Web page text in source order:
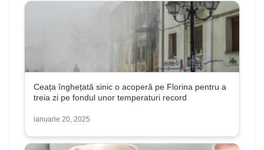
Ceața înghețată sinic o acoperă pe Florina pentru a
treia zi pe fondul unor temperaturi record
ianuarie 20, 2025